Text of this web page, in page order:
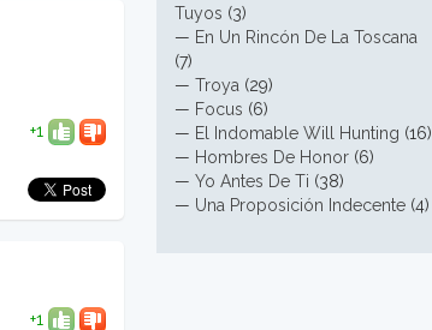
+1
+1
Tuyos (3)
— En Un Rincón De La Toscana
(7)
— Troya (29)
— Focus (6)
— El Indomable Will Hunting (16)
— Hombres De Honor (6)
— Yo Antes De Ti (38)
— Una Proposición Indecente (4)